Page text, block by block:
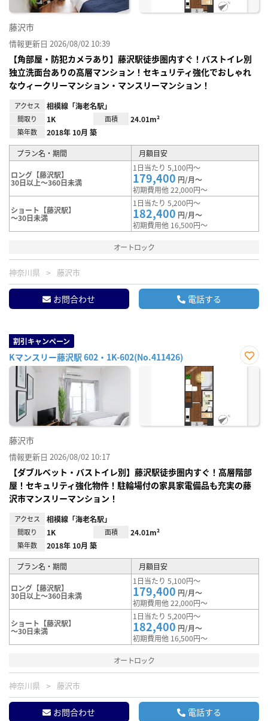
藤沢市
情報更新日 2026/08/02 10:39
【角部屋・防犯カメラあり】藤沢駅徒歩圏内すぐ！バストイレ別
独立洗面台ありの高層マンション！セキュリティ強化でおしゃれ
なウィークリーマンション・マンスリーマンション！
アクセス 相模線「海老名駅」
間取り 1K 面積 24.01m²
築年数 2018年 10月 築
プラン名・期間 月額目安
ロング【藤沢駅】
30日以上～360日未満
1日当たり 5,100円～
179,400 円/月～
初期費用他 22,000円～
ショート【藤沢駅】
～30日未満
1日当たり 5,200円～
182,400 円/月～
初期費用他 16,500円～
オートロック
神奈川県 藤沢市
お問合わせ 電話する
割引キャンペーン
Kマンスリー藤沢駅 602・1K-602(No.411426)
お気
藤沢市
情報更新日 2026/08/02 10:17
【ダブルベット・バストイレ別】藤沢駅徒歩圏内すぐ！高層階部
屋！セキュリティ強化物件！駐輪場付の家具家電備品も充実の藤
沢市マンスリーマンション！
アクセス 相模線「海老名駅」
間取り 1K 面積 24.01m²
築年数 2018年 10月 築
プラン名・期間 月額目安
ロング【藤沢駅】
30日以上～360日未満
1日当たり 5,100円～
179,400 円/月～
初期費用他 22,000円～
ショート【藤沢駅】
～30日未満
1日当たり 5,200円～
182,400 円/月～
初期費用他 16,500円～
オートロック
神奈川県 藤沢市
お問合わせ 電話する